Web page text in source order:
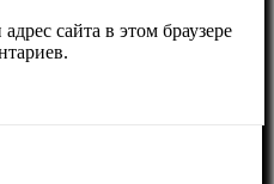
сайта в этом браузере